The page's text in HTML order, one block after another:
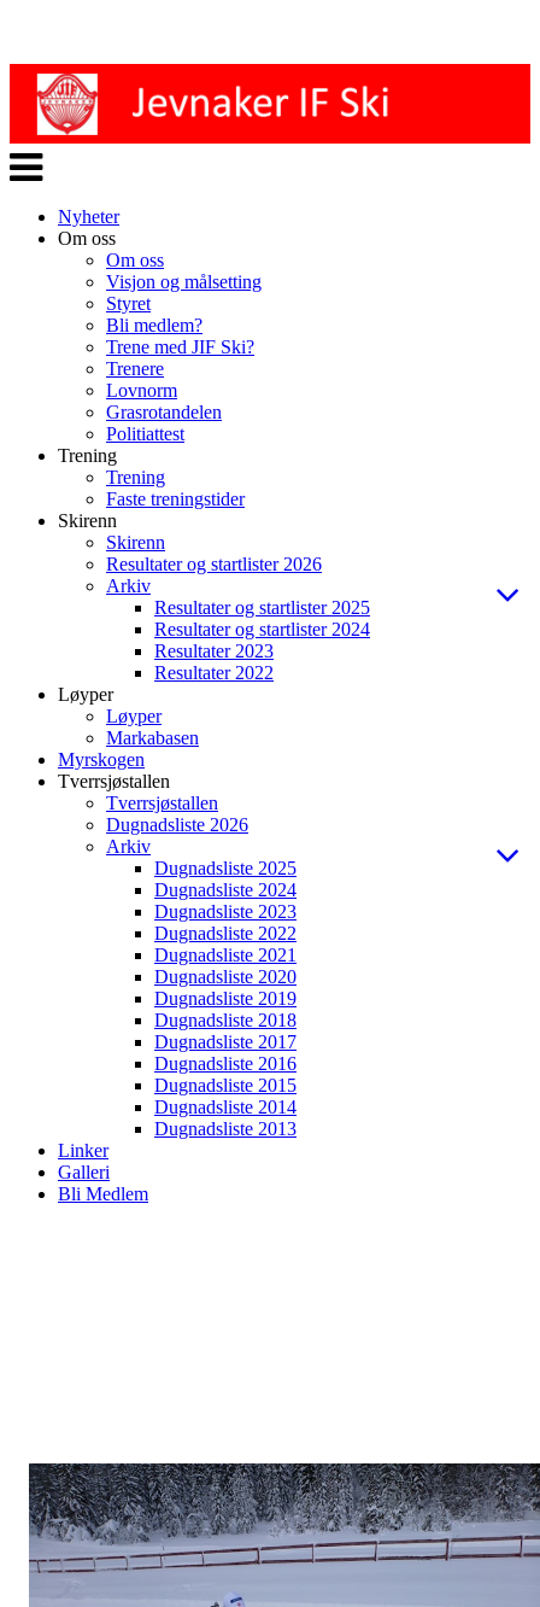
Veksle
navigasjon
Nyheter
Om oss
Om oss
Visjon og målsetting
Styret
Bli medlem?
Trene med JIF Ski?
Trenere
Lovnorm
Grasrotandelen
Politiattest
Trening
Trening
Faste treningstider
Skirenn
Skirenn
Resultater og startlister 2026
Arkiv
Resultater og startlister 2025
Resultater og startlister 2024
Resultater 2023
Resultater 2022
Løyper
Løyper
Markabasen
Myrskogen
Tverrsjøstallen
Tverrsjøstallen
Dugnadsliste 2026
Arkiv
Dugnadsliste 2025
Dugnadsliste 2024
Dugnadsliste 2023
Dugnadsliste 2022
Dugnadsliste 2021
Dugnadsliste 2020
Dugnadsliste 2019
Dugnadsliste 2018
Dugnadsliste 2017
Dugnadsliste 2016
Dugnadsliste 2015
Dugnadsliste 2014
Dugnadsliste 2013
Linker
Galleri
Bli Medlem